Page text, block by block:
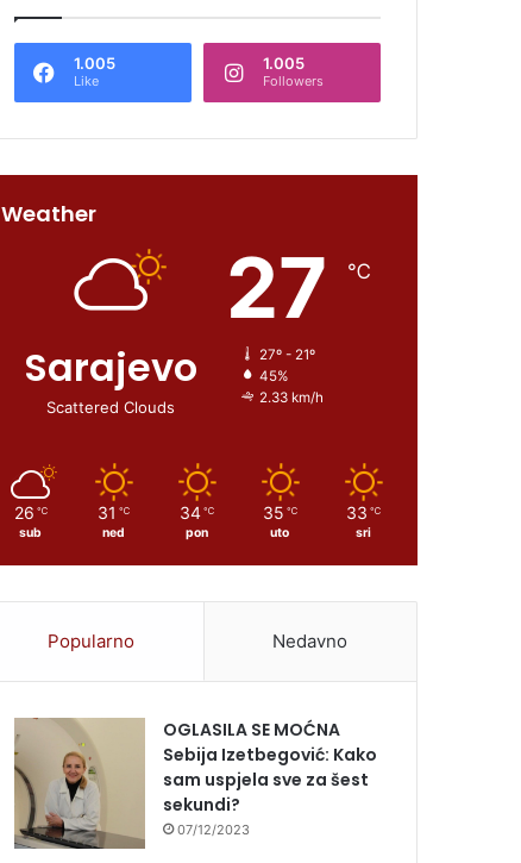
1.005
Like
1.005
Followers
Weather
Sarajevo
Scattered Clouds
27 ℃
27º - 21º
45%
2.33 km/h
26 ℃
sub
31 ℃
ned
34 ℃
pon
35 ℃
uto
33 ℃
sri
Popularno Nedavno
OGLASILA SE MOĆNA
Sebija Izetbegović: Kako
sam uspjela sve za šest
sekundi?
07/12/2023